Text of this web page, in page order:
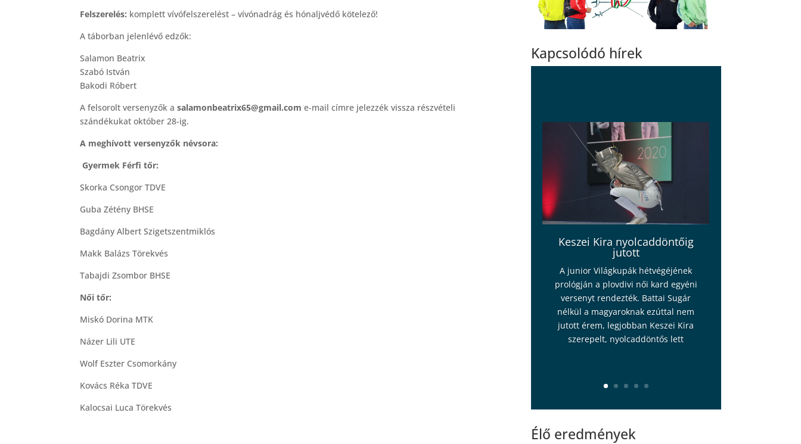
Felszerelés: komplett vívófelszerelést – vívónadrág és hónaljvédő kötelező!
A táborban jelenlévő edzők:
Salamon Beatrix
Szabó István
Bakodi Róbert
A felsorolt versenyzők asalamonbeatrix65@gmail.com e-mail címre jelezzék vissza részvételi
szándékukat október 28-ig.
A meghívott versenyzők névsora:
Gyermek Férfi tőr:
Skorka Csongor TDVE
Guba Zétény BHSE
Bagdány Albert Szigetszentmiklós
Makk Balázs Törekvés
Tabajdi Zsombor BHSE
Női tőr:
Miskó Dorina MTK
Názer Lili UTE
Wolf Eszter Csomorkány
Kovács Réka TDVE
Kalocsai Luca Törekvés
Kapcsolódó hírek
Keszei Kira nyolcaddöntőig
jutott
A junior Világkupák hétvégéjének
prológján a plovdivi női kard egyéni
versenyt rendezték. Battai Sugár
nélkül a magyaroknak ezúttal nem
jutott érem, legjobban Keszei Kira
szerepelt, nyolcaddöntős lett
Élő eredmények